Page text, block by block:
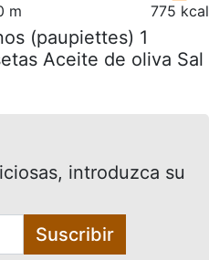
m 775 kcal
(paupiettes) 1
Aceite de oliva Sal
introduzca su
Suscribir